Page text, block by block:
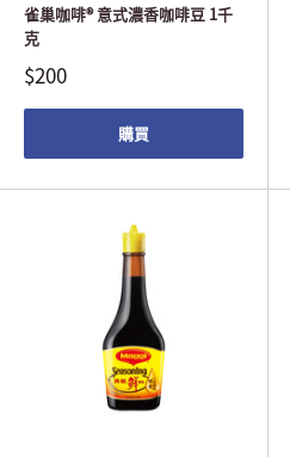
雀巢咖啡® 意式濃香咖啡豆 1千
克
$200
購買